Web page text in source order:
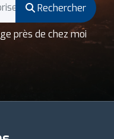
Rechercher
près de chez moi